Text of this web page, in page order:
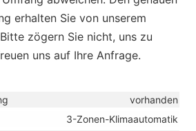
erhalten Sie von unserem
zögern Sie nicht, uns zu
uns auf Ihre Anfrage.
vorhanden
3-Zonen-Klimaautomatik